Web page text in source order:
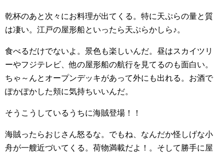
乾杯のあと次々にお料理が出てくる。特に天ぷらの量と質
は凄い。江戸の屋形船といったら天ぷらかしら♪。
食べるだけでないよ。景色も楽しいんだ。昼はスカイツリ
ーやフジテレビ、他の屋形船の航行を見てるのも面白い。
ちゃ～んとオープンデッキがあって外にも出れる。お酒で
ぽかぽかした頬に気持ちいいんだ。
そうこうしているうちに海賊登場！！
海賊ったらおじさん怒るな。でもね、なんだか怪しげな小
舟が一艘近づいてくる。荷物満載だよ！。そして勝手に屋